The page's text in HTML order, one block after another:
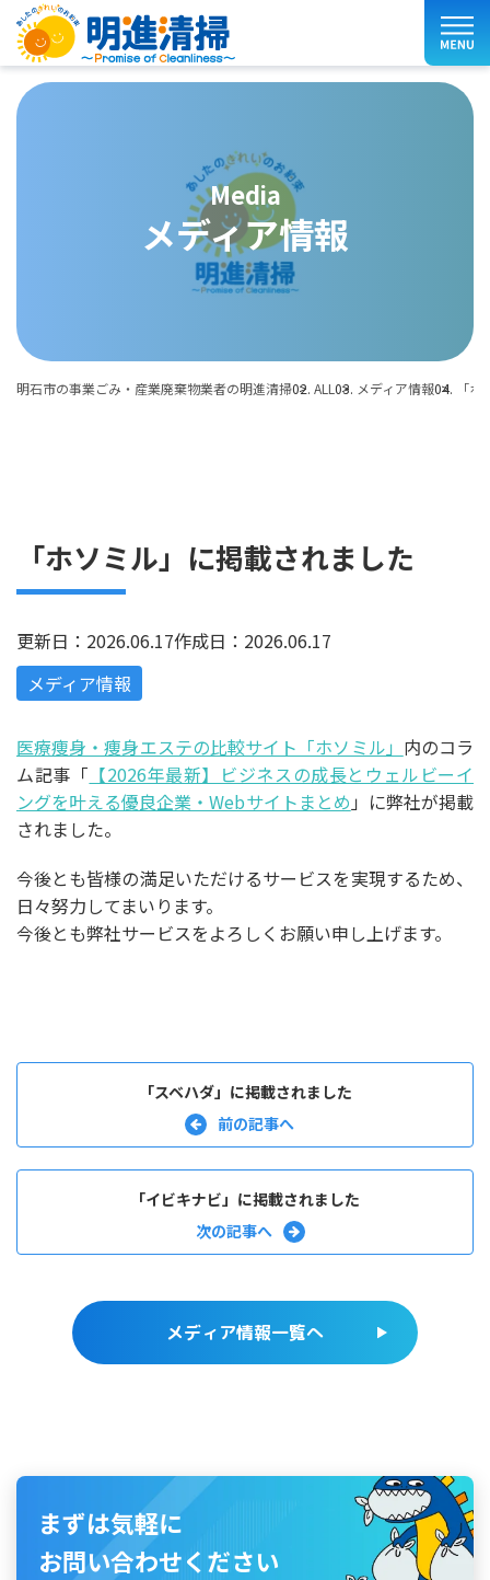
media
メディア情報
明石市の事業ごみ・産業廃棄物業者の明進清掃 ALL メディア情報 「
「ホソミル」に掲載されました
更新日：2026.06.17作成日：2026.06.17
メディア情報
医療痩身・痩身エステの比較サイト「ホソミル」 内のコラ
ム記事「 【2026年最新】ビジネスの成長とウェルビーイ
ングを叶える優良企業・Webサイトまとめ 」に弊社が掲載
されました。
今後とも皆様の満足いただけるサービスを実現するため、
日々努力してまいります。
今後とも弊社サービスをよろしくお願い申し上げます。
「スベハダ」に掲載されました
「イビキナビ」に掲載されました
メディア情報一覧へ
まずは気軽に
お問い合わせください